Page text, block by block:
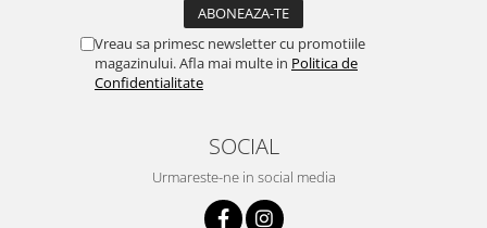
Vreau sa primesc newsletter cu promotiile
magazinului. Afla mai multe in Politica de
Confidentialitate
SOCIAL
Urmareste-ne in social media